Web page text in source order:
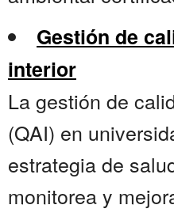
Gestión de
interior
La gestión de
(QAI) en
estrategia de
monitorea y